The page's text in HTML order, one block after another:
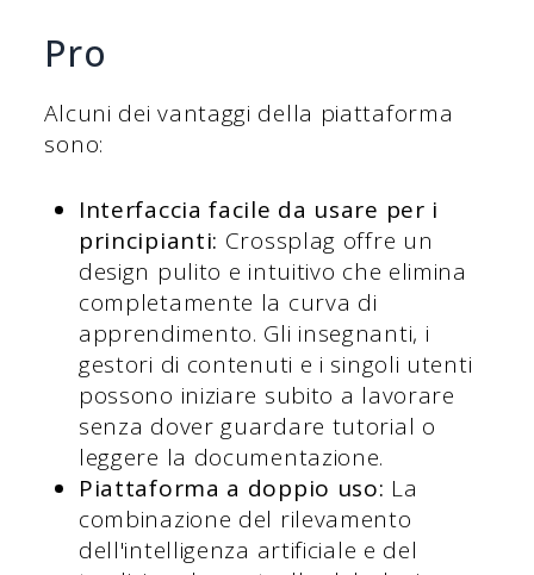
Pro
Alcuni dei vantaggi della piattaforma
sono:
Interfaccia facile da usare per i
principianti: Crossplag offre un
design pulito e intuitivo che elimina
completamente la curva di
apprendimento. Gli insegnanti, i
gestori di contenuti e i singoli utenti
possono iniziare subito a lavorare
senza dover guardare tutorial o
leggere la documentazione.
Piattaforma a doppio uso: La
combinazione del rilevamento
dell'intelligenza artificiale e del